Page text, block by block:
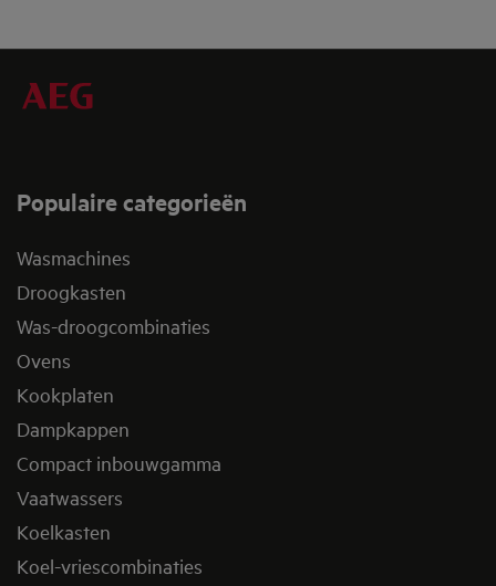
Populaire categorieën
Wasmachines
Droogkasten
Was-droogcombinaties
Ovens
Kookplaten
Dampkappen
Compact inbouwgamma
Vaatwassers
Koelkasten
Koel-vriescombinaties